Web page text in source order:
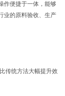
作便捷于一体，能够
业的原料验收、生产
传统方法大幅提升效